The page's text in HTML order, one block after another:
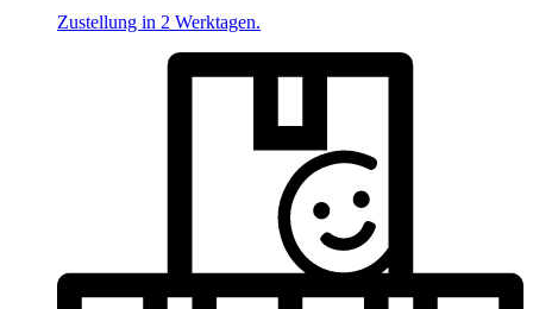
Zustellung in 2 Werktagen.